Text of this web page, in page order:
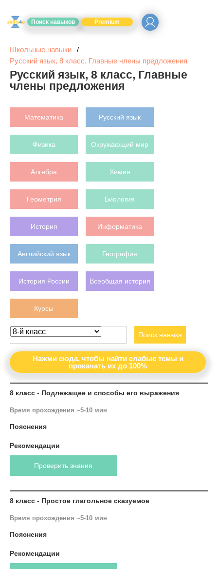
Поиск навыков Premium
Школьные навыки
Русский язык, 8 класс, Главные члены предложения
Русский язык, 8 класс, Главные
члены предложения
Математика Русский язык
Физика Окружающий мир
Алгебра Химия
Геометрия Биология
История Информатика
Английский язык География
История России Всеобщая история
Курсы
Поиск навыка
Нажми сюда, чтобы найти слабые темы и
прокачать их до 100%
8 класс - Подлежащее и способы его выражения
Время прохождения ~5-10 мин
Пояснения
Рекомендации
Проверить знания
8 класс - Простое глагольное сказуемое
Время прохождения ~5-10 мин
Пояснения
Рекомендации